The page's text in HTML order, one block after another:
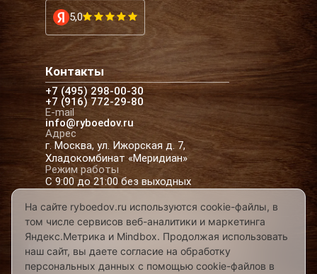
5,0
Контакты
+7 (495) 298-00-30
+7 (916) 772-29-80
E-mail
info@ryboedov.ru
Адрес
г. Москва, ул. Ижорская д. 7,
Хладокомбинат «Меридиан»
Режим работы
С 9:00 до 21:00 без выходных
© 2026,Рыбоедовъ— доставка рыбы и
морепродуктов в Москве
Предложения на сайте не являются офертой
Разработано в
На сайте ryboedov.ru используются cookie-файлы, в
том числе сервисов веб-аналитики и маркетинга
Яндекс.Метрика и Mindbox. Продолжая использовать
наш сайт, вы даете согласие на обработку
персональных данных с помощью cookie-файлов в